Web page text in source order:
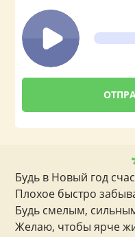
Будь в Новый год
Плохое быстро
Будь смелым,
Желаю, чтобы ярче